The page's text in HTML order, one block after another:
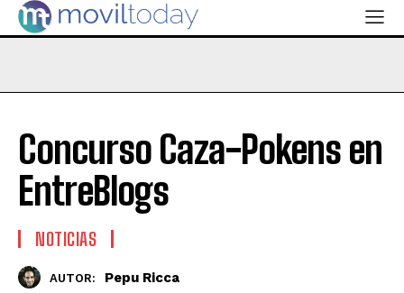
Concurso Caza-Pokens en
EntreBlogs
NOTICIAS
AUTOR: Pepu Ricca